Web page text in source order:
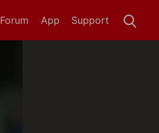
Support
App
Forum